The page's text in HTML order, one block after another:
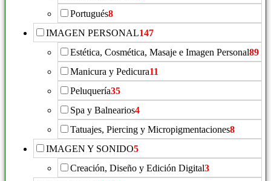
Portugués8
IMAGEN PERSONAL147
Estética, Cosmética, Masaje e Imagen Personal89
Manicura y Pedicura11
Peluquería35
Spa y Balnearios4
Tatuajes, Piercing y Micropigmentaciones8
IMAGEN Y SONIDO5
Creación, Diseño y Edición Digital3